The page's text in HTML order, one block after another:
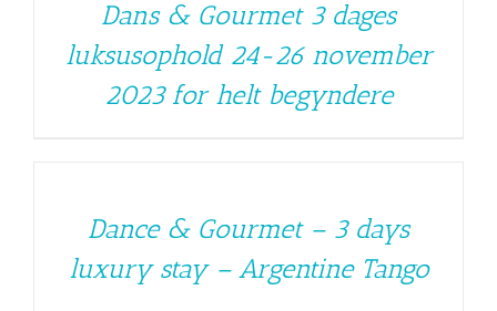
Dans & Gourmet 3 dages
luksusophold 24-26 november
2023 for helt begyndere
Dance & Gourmet – 3 days
luxury stay – Argentine Tango